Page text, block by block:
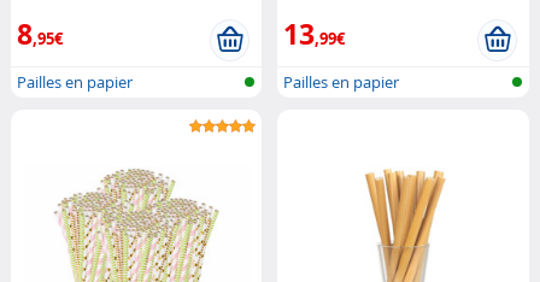
8,95€
Pailles en papier
13,99€
Pailles en papier